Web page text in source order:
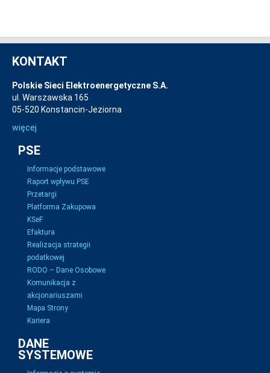
KONTAKT
Polskie Sieci Elektroenergetyczne S.A.
ul. Warszawska 165
05-520 Konstancin-Jeziorna
więcej
PSE
Informacje podstawowe
Raport wpływu PSE
Przetargi
Platforma Zakupowa
KSeF
Efaktura
Realizacja strategii
podatkowej
RODO – Dane Osobowe
Komunikacja z
akcjonariuszami
Mapa Strony
Kariera
DANE
SYSTEMOWE